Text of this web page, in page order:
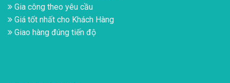
Gia công theo yêu cầu
Giá tốt nhất cho Khách Hàng
Giao hàng đúng tiến độ